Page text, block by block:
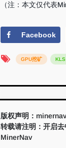
（注：本文仅代表
Facebook
GPU挖矿 KLS
版权声明：
转载请注明： 开启
MinerNav